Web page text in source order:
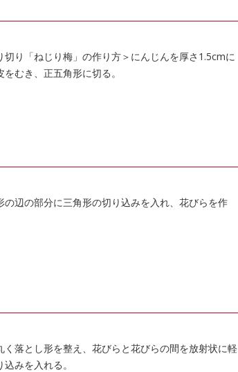
切り「ねじり梅」の作り方＞にんじんを厚さ1.5cmに
をむき、正五角形に切る。
の辺の部分に三角形の切り込みを入れ、花びらを作
く落とし形を整え、花びらと花びらの間を放射状に軽
込みを入れる。